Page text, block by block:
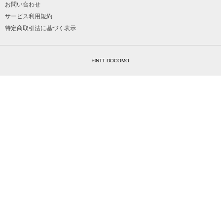
お問い合わせ
サービス利用規約
特定商取引法に基づく表示
©NTT DOCOMO